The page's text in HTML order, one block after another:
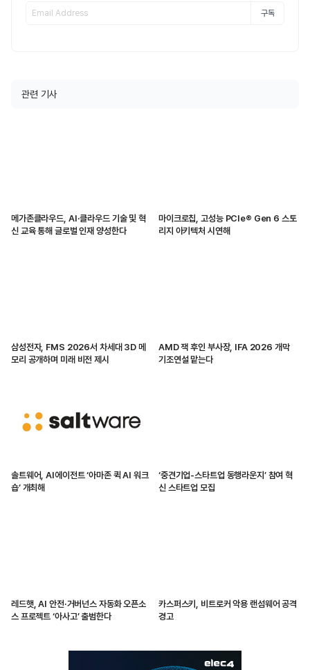
구독
관련 기사
메가존클라우드, AI·클라우드 기술 및 혁
신 교육 통해 글로벌 인재 양성한다
마이크로칩, 고성능 PCIe® Gen 6 스토
리지 아키텍처 시연해
삼성전자, FMS 2026서 차세대 3D 메
모리 공개하며 미래 비전 제시
AMD 잭 후인 부사장, IFA 2026 개막
기조연설 맡는다
솔트웨어, AI에이전트 ‘아마존 퀵 AI 워크
숍’ 개최해
‘중견기업-스타트업 동행라운지’ 참여 혁
신 스타트업 모집
레드햇, AI 안전·거버넌스 자동화 오픈소
스 프로젝트 ‘아사고’ 출범한다
카스퍼스키, 비트로커 악용 랜섬웨어 공격
경고